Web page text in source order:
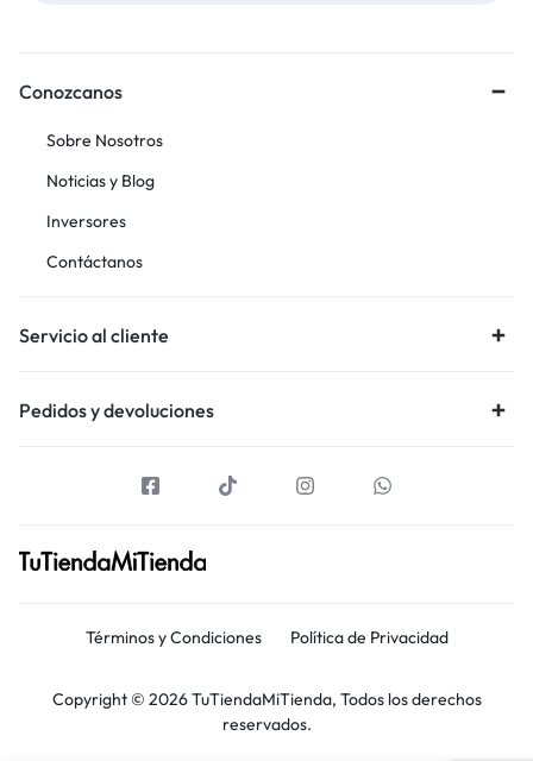
Conozcanos
Sobre Nosotros
Noticias y Blog
Inversores
Contáctanos
Servicio al cliente
Pedidos y devoluciones
Términos y Condiciones Política de Privacidad
Copyright © 2026 TuTiendaMiTienda, Todos los derechos
reservados.